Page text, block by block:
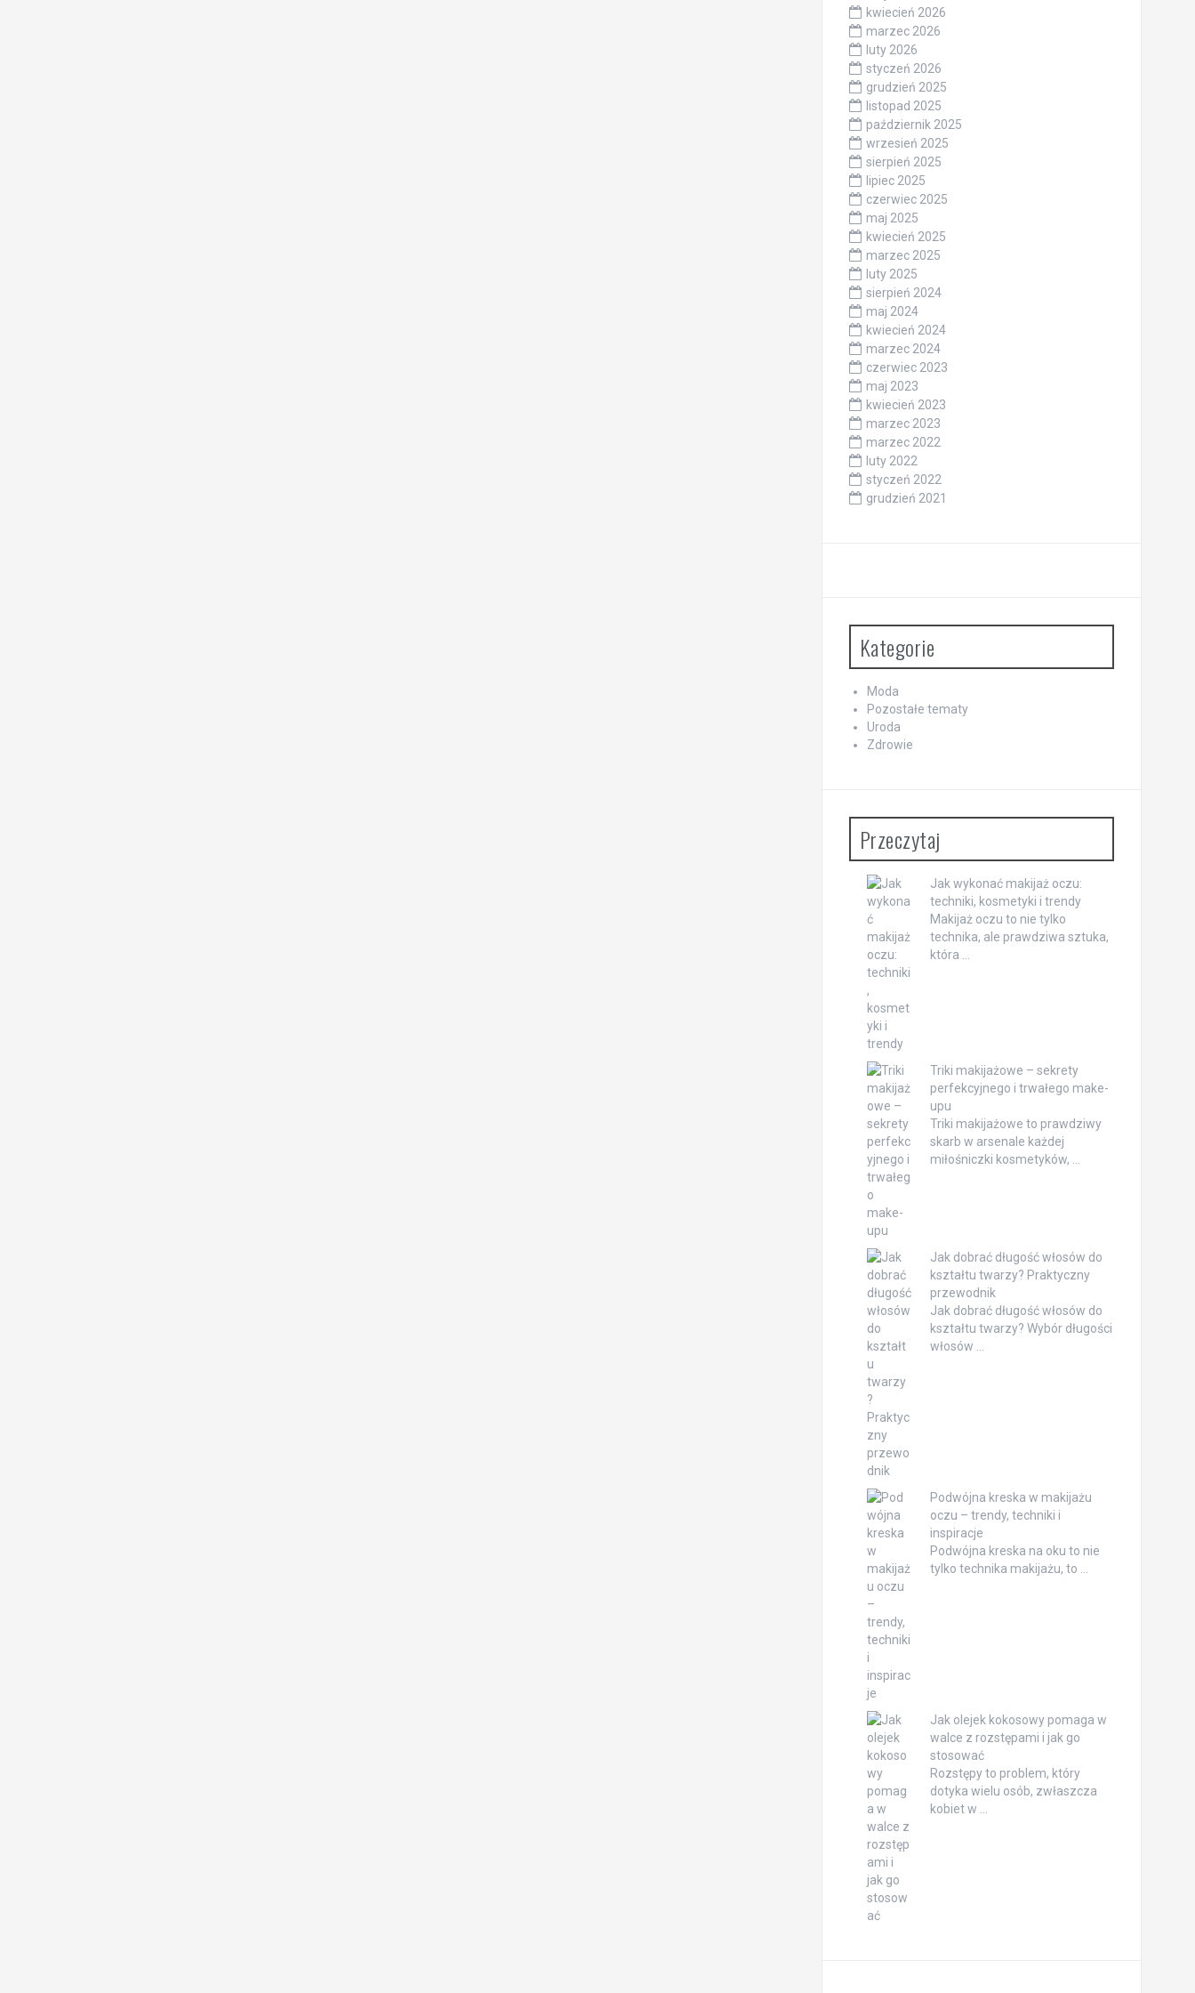
kwiecień 2026
marzec 2026
luty 2026
styczeń 2026
grudzień 2025
listopad 2025
październik 2025
wrzesień 2025
sierpień 2025
lipiec 2025
czerwiec 2025
maj 2025
kwiecień 2025
marzec 2025
luty 2025
sierpień 2024
maj 2024
kwiecień 2024
marzec 2024
czerwiec 2023
maj 2023
kwiecień 2023
marzec 2023
marzec 2022
luty 2022
styczeń 2022
grudzień 2021
Kategorie
Moda
Pozostałe tematy
Uroda
Zdrowie
Przeczytaj
Jak wykonać makijaż oczu:
techniki, kosmetyki i trendy
Makijaż oczu to nie tylko
technika, ale prawdziwa sztuka,
która …
Triki makijażowe – sekrety
perfekcyjnego i trwałego make-
upu
Triki makijażowe to prawdziwy
skarb w arsenale każdej
miłośniczki kosmetyków, …
Jak dobrać długość włosów do
kształtu twarzy? Praktyczny
przewodnik
Jak dobrać długość włosów do
kształtu twarzy? Wybór długości
włosów …
Podwójna kreska w makijażu
oczu – trendy, techniki i
inspiracje
Podwójna kreska na oku to nie
tylko technika makijażu, to …
Jak olejek kokosowy pomaga w
walce z rozstępami i jak go
stosować
Rozstępy to problem, który
dotyka wielu osób, zwłaszcza
kobiet w …